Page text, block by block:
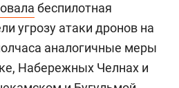
беспилотная
угрозу атаки дронов на
аналогичные меры
Набережных Челнах и